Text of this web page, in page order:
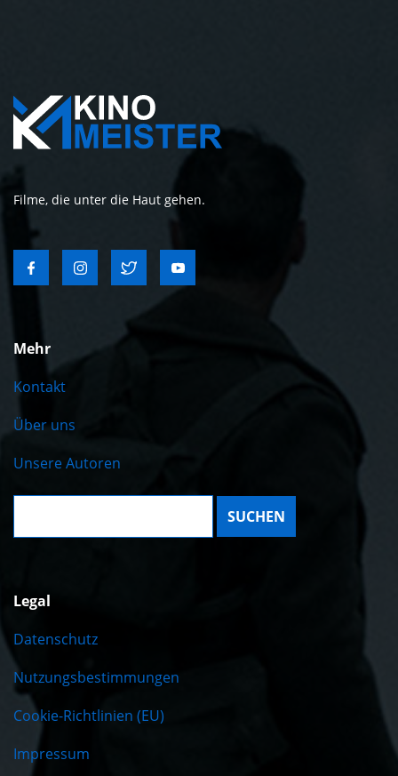
Filme, die unter die Haut gehen.
Mehr
Kontakt
Über uns
Unsere Autoren
Suche:
Legal
Datenschutz
Nutzungsbestimmungen
Cookie-Richtlinien (EU)
Impressum